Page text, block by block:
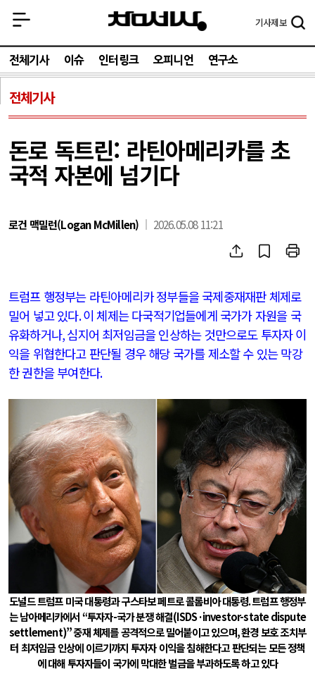
기사제보
전체기사 이슈 인터링크 오피니언 연구소
전체기사
돈로 독트린: 라틴아메리카를 초
국적 자본에 넘기다
로건 맥밀런(Logan McMillen) 2026.05.08 11:21
트럼프 행정부는 라틴아메리카 정부들을 국제중재재판 체제로
밀어 넣고 있다.이 체제는 다국적기업들에게 국가가 자원을 국
유화하거나,심지어 최저임금을 인상하는 것만으로도 투자자 이
익을 위협한다고 판단될 경우 해당 국가를 제소할 수 있는 막강
한 권한을 부여한다.
도널드 트럼프 미국 대통령과 구스타보 페트로 콜롬비아 대통령.트럼프 행정부
는 남아메리카에서“투자자-국가 분쟁 해결(ISDS·investor-state dispute
settlement)”중재 체제를 공격적으로 밀어붙이고 있으며,환경 보호 조치부
터 최저임금 인상에 이르기까지 투자자 이익을 침해한다고 판단되는 모든 정책
에 대해 투자자들이 국가에 막대한 벌금을 부과하도록 하고 있다